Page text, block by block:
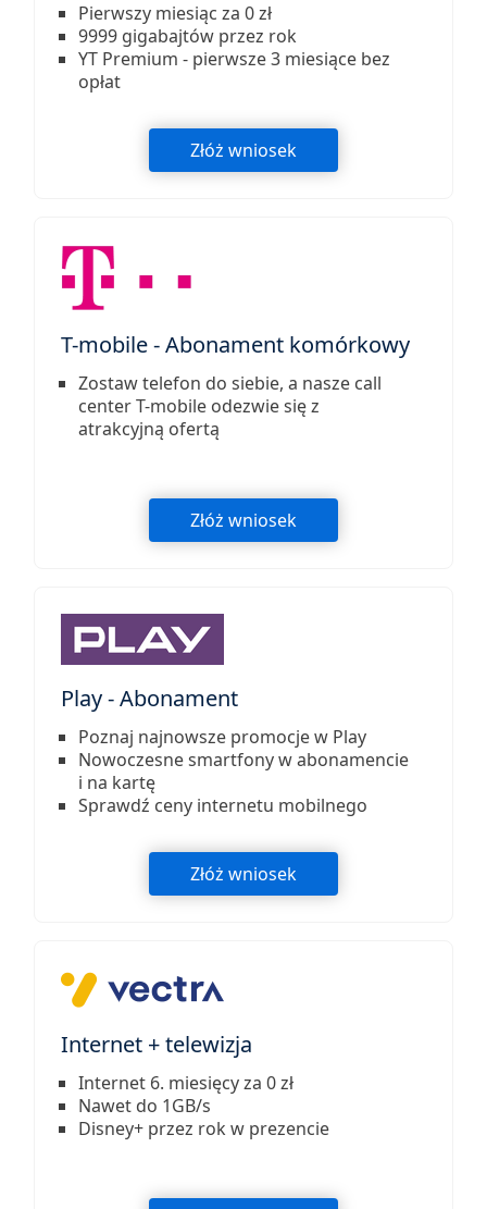
Pierwszy miesiąc za 0 zł
9999 gigabajtów przez rok
YT Premium - pierwsze 3 miesiące bez
opłat
Złóż wniosek
T-mobile - Abonament komórkowy
Zostaw telefon do siebie, a nasze call
center T-mobile odezwie się z
atrakcyjną ofertą
Złóż wniosek
Play - Abonament
Poznaj najnowsze promocje w Play
Nowoczesne smartfony w abonamencie
i na kartę
Sprawdź ceny internetu mobilnego
Złóż wniosek
Internet + telewizja
Internet 6. miesięcy za 0 zł
Nawet do 1GB/s
Disney+ przez rok w prezencie